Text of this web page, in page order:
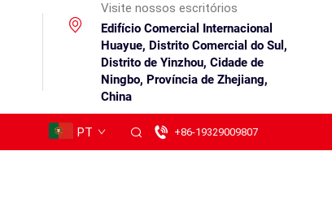
Visite nossos escritórios
Edifício Comercial Internacional
Huayue, Distrito Comercial do Sul,
Distrito de Yinzhou, Cidade de
Ningbo, Província de Zhejiang,
China
PT +86-19329009807